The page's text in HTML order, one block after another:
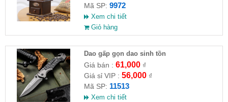
Mã SP: 9972
Xem chi tiết
Giỏ hàng
Dao gấp gọn dao sinh tồn
Giá bán : 61,000₫
Giá sỉ VIP : 56,000₫
Mã SP: 11513
Xem chi tiết